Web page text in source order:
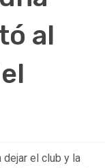
al
dejar el club y la